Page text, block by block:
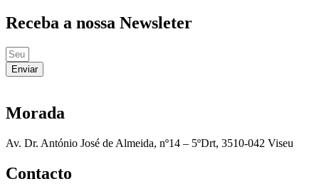
Receba a nossa Newsleter
Enviar
Morada
Av. Dr. António José de Almeida, nº14 – 5ºDrt, 3510-042 Viseu
Contacto